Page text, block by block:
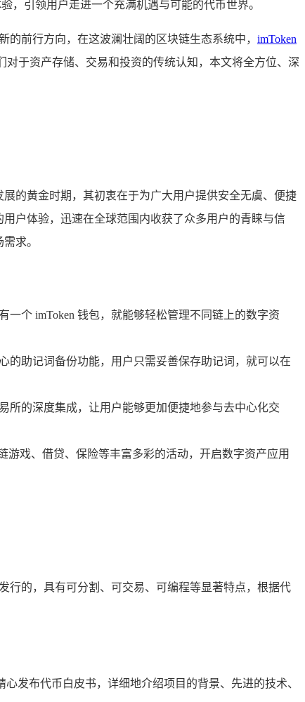
，引领用户走进一个充满机遇与可能的代币世界。
前行方向，在这波澜壮阔的区块链生态系统中， imToken
于资产存储、交易和投资的传统认知，本文将全方位、深
的黄金时期，其初衷在于为广大用户提供安全无虞、便捷
户体验，迅速在全球范围内收获了众多用户的青睐与信
求。
一个 imToken 钱包，就能够轻松管理不同链上的数字资
的助记词备份功能，用户只需妥善保存助记词，就可以在
所的深度集成，让用户能够更加便捷地参与去中心化交
游戏、借贷、保险等丰富多彩的活动，开启数字资产应用
行的，具有可分割、可交易、可编程等显著特点，根据代
发布代币白皮书，详细地介绍项目的背景、先进的技术、